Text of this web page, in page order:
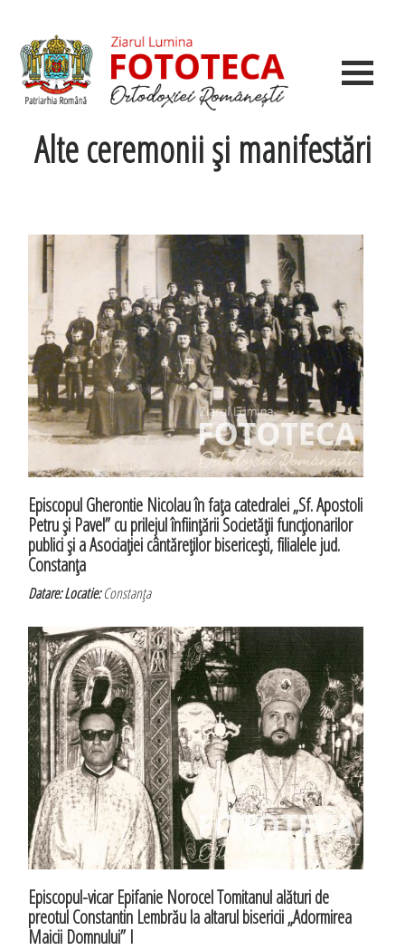
Alte ceremonii şi manifestări
Episcopul Gherontie Nicolau în faţa catedralei „Sf. Apostoli
Petru şi Pavel” cu prilejul înfiinţării Societăţii funcţionarilor
publici şi a Asociaţiei cântăreţilor bisericeşti, filialele jud.
Constanţa
Datare:Locatie:Constanţa
Episcopul-vicar Epifanie Norocel Tomitanul alături de
preotul Constantin Lembrău la altarul bisericii „Adormirea
Maicii Domnului” I